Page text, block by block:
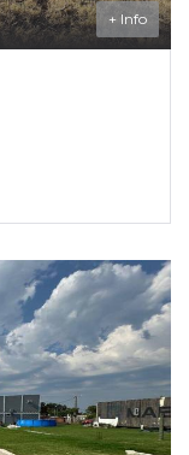
+ Info